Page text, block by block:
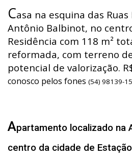
Casa na esquina das
Antônio Balbinot, no
Residência com 118 m²
reformada, com terreno
potencial de valorização.
conosco pelos fones (54) 98139-
Apartamento localizado na
centro da cidade de